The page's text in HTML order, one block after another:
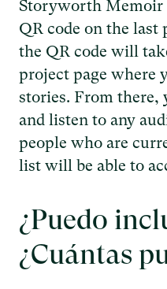
Storyworth Memoir
QR code on the last
the QR code will
project page where
stories. From there,
and listen to any
people who are
list will be able to
¿Puedo
¿Cuántas